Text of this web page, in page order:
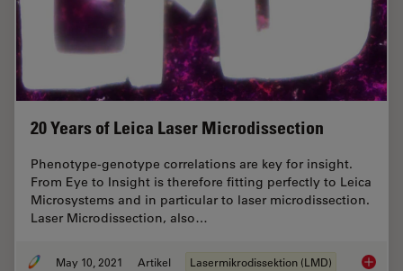
20 Years of Leica Laser Microdissection
Phenotype-genotype correlations are key for insight.
From Eye to Insight is therefore fitting perfectly to Leica
Microsystems and in particular to laser microdissection.
Laser Microdissection, also…
May 10, 2021 Artikel Lasermikrodissektion (LMD) 20